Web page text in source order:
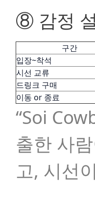
⑧ 감정
구간
입장~착석
시선 교류
드링크 구매
이동 or 종료
“Soi
출한 사
고, 시선